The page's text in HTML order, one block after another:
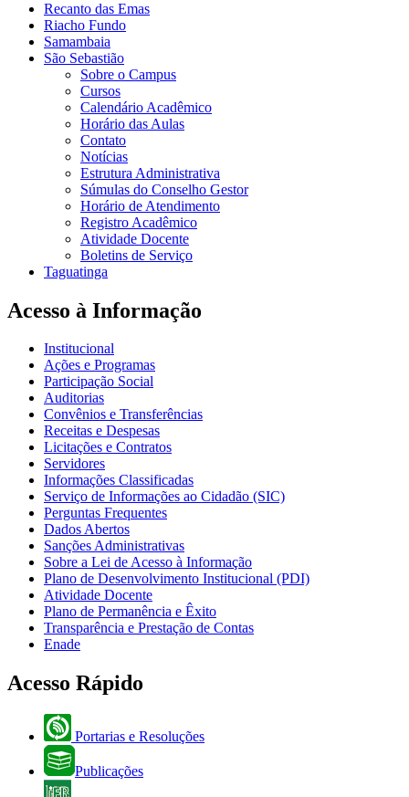
Recanto das Emas
Riacho Fundo
Samambaia
São Sebastião
Sobre o Campus
Cursos
Calendário Acadêmico
Horário das Aulas
Contato
Notícias
Estrutura Administrativa
Súmulas do Conselho Gestor
Horário de Atendimento
Registro Acadêmico
Atividade Docente
Boletins de Serviço
Taguatinga
Acesso à Informação
Institucional
Ações e Programas
Participação Social
Auditorias
Convênios e Transferências
Receitas e Despesas
Licitações e Contratos
Servidores
Informações Classificadas
Serviço de Informações ao Cidadão (SIC)
Perguntas Frequentes
Dados Abertos
Sanções Administrativas
Sobre a Lei de Acesso à Informação
Plano de Desenvolvimento Institucional (PDI)
Atividade Docente
Plano de Permanência e Êxito
Transparência e Prestação de Contas
Enade
Acesso Rápido
Portarias e Resoluções
Publicações